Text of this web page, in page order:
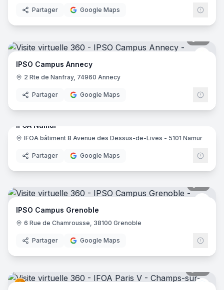
Partager Google Maps
IPSO Campus Annecy
2 Rte de Nanfray, 74960 Annecy
Partager Google Maps
17
IFOA Namur
IFOA bâtiment 8 Avenue des Dessus-de-Lives - 5101 Namur
Partager Google Maps
IPSO Campus Grenoble
6 Rue de Chamrousse, 38100 Grenoble
Partager Google Maps
IFOA